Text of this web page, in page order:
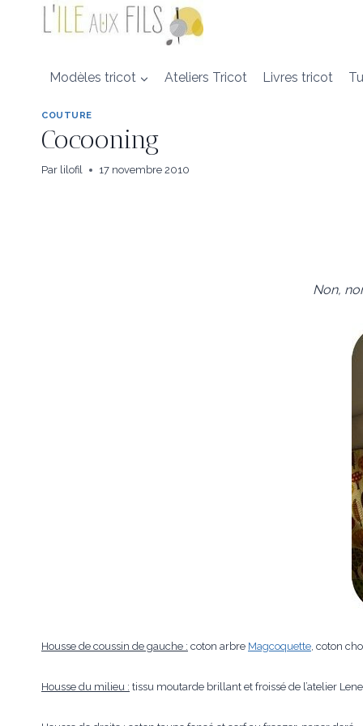
contenu
Modèles tricot Ateliers Tricot Livres tricot
COUTURE
Cocooning
Par lilofil 17 novembre 2010
Non,
Housse de coussin de gauche : coton arbre Magcoquette , coton
Housse du milieu : tissu moutarde brillant et froissé de l’atelier